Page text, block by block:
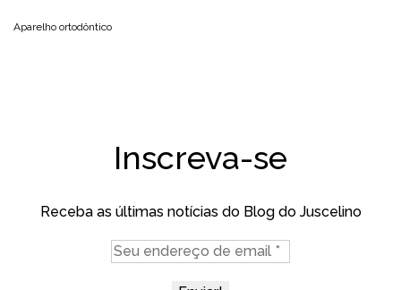
Aparelho ortodôntico
Inscreva-se
Receba as últimas notícias do Blog do Juscelino